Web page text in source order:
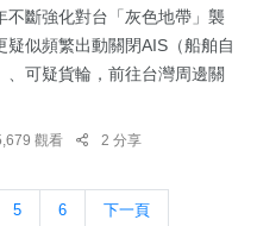
不斷強化對台「灰色地帶」襲
似頻繁出動關閉AIS（船舶自
可疑貨輪，前往台灣周邊關
觀看 2 分享
5 6 下一頁